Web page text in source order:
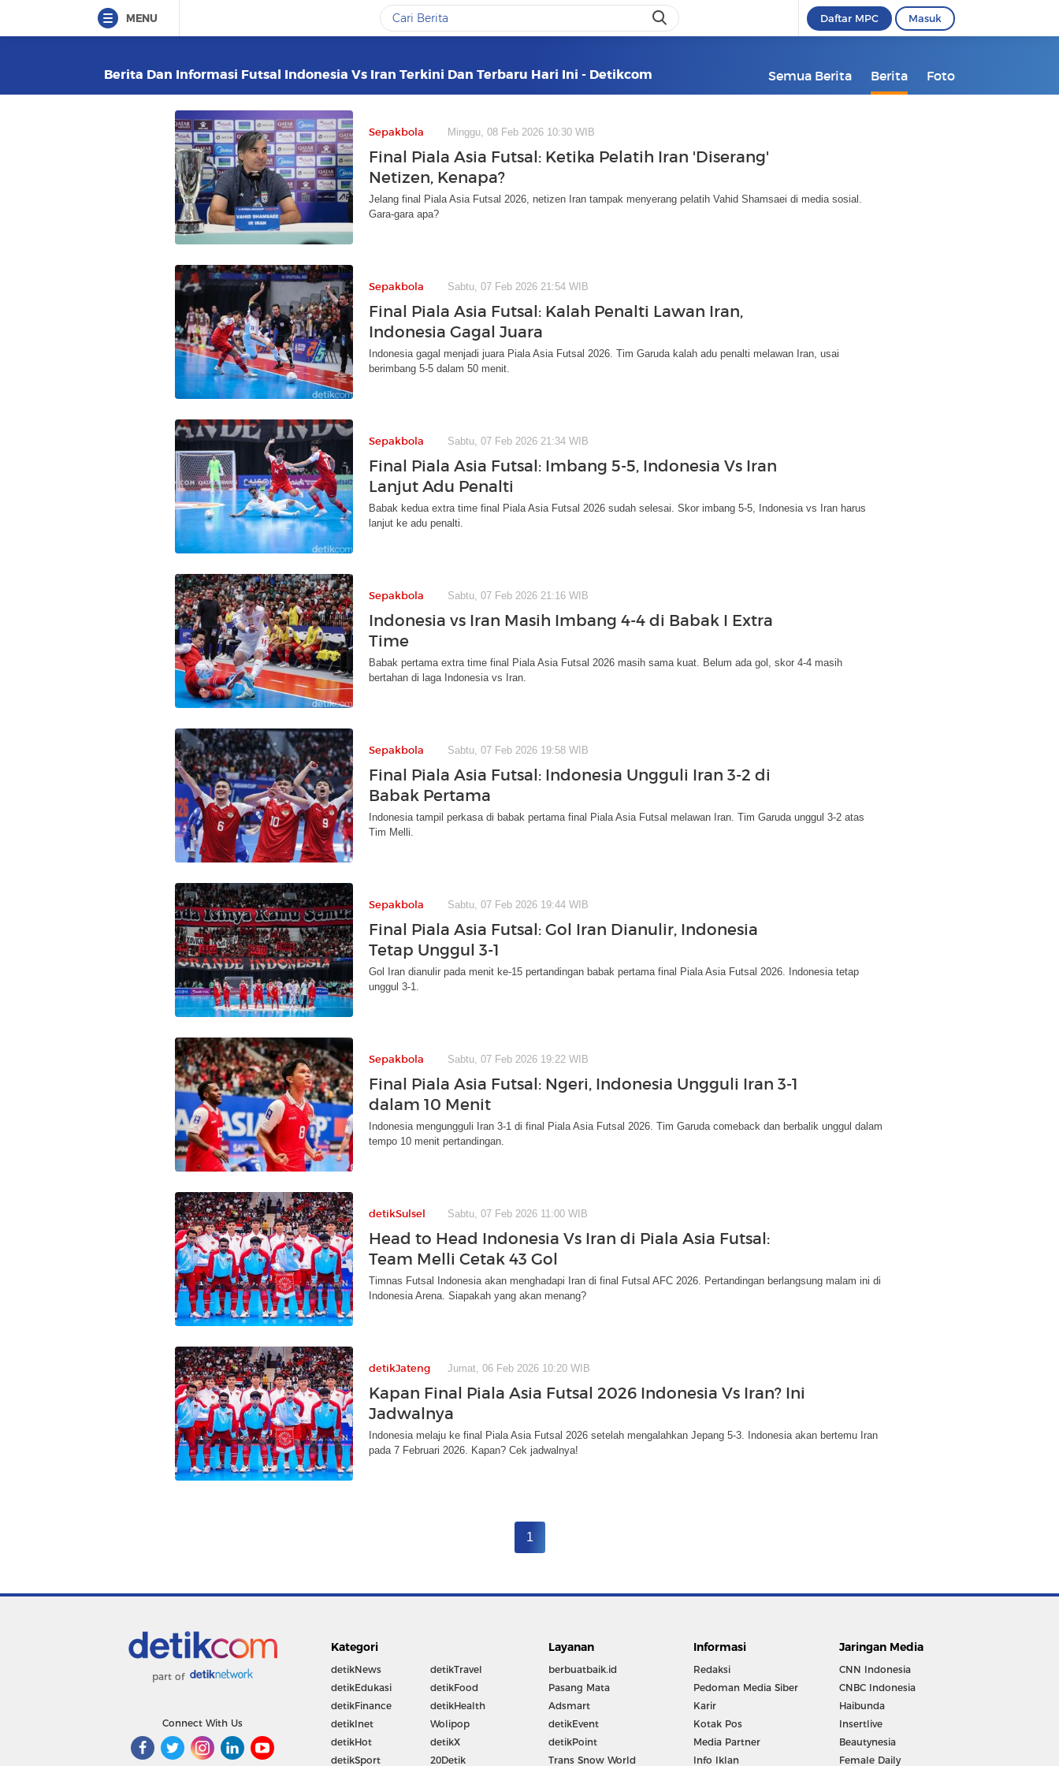
MENU Daftar MPC Masuk
Berita Dan Informasi Futsal Indonesia Vs Iran Terkini Dan Terbaru Hari Ini - Detikcom Semua Berita Berita Foto
Sepakbola Minggu, 08 Feb 2026 10:30 WIB
Final Piala Asia Futsal: Ketika Pelatih Iran 'Diserang'
Netizen, Kenapa?
Jelang final Piala Asia Futsal 2026, netizen Iran tampak menyerang pelatih Vahid Shamsaei di media sosial.
Gara-gara apa?
Sepakbola Sabtu, 07 Feb 2026 21:54 WIB
Final Piala Asia Futsal: Kalah Penalti Lawan Iran,
Indonesia Gagal Juara
Indonesia gagal menjadi juara Piala Asia Futsal 2026. Tim Garuda kalah adu penalti melawan Iran, usai
berimbang 5-5 dalam 50 menit.
Sepakbola Sabtu, 07 Feb 2026 21:34 WIB
Final Piala Asia Futsal: Imbang 5-5, Indonesia Vs Iran
Lanjut Adu Penalti
Babak kedua extra time final Piala Asia Futsal 2026 sudah selesai. Skor imbang 5-5, Indonesia vs Iran harus
lanjut ke adu penalti.
Sepakbola Sabtu, 07 Feb 2026 21:16 WIB
Indonesia vs Iran Masih Imbang 4-4 di Babak I Extra
Time
Babak pertama extra time final Piala Asia Futsal 2026 masih sama kuat. Belum ada gol, skor 4-4 masih
bertahan di laga Indonesia vs Iran.
Sepakbola Sabtu, 07 Feb 2026 19:58 WIB
Final Piala Asia Futsal: Indonesia Ungguli Iran 3-2 di
Babak Pertama
Indonesia tampil perkasa di babak pertama final Piala Asia Futsal melawan Iran. Tim Garuda unggul 3-2 atas
Tim Melli.
Sepakbola Sabtu, 07 Feb 2026 19:44 WIB
Final Piala Asia Futsal: Gol Iran Dianulir, Indonesia
Tetap Unggul 3-1
Gol Iran dianulir pada menit ke-15 pertandingan babak pertama final Piala Asia Futsal 2026. Indonesia tetap
unggul 3-1.
Sepakbola Sabtu, 07 Feb 2026 19:22 WIB
Final Piala Asia Futsal: Ngeri, Indonesia Ungguli Iran 3-1
dalam 10 Menit
Indonesia mengungguli Iran 3-1 di final Piala Asia Futsal 2026. Tim Garuda comeback dan berbalik unggul dalam
tempo 10 menit pertandingan.
detikSulsel Sabtu, 07 Feb 2026 11:00 WIB
Head to Head Indonesia Vs Iran di Piala Asia Futsal:
Team Melli Cetak 43 Gol
Timnas Futsal Indonesia akan menghadapi Iran di final Futsal AFC 2026. Pertandingan berlangsung malam ini di
Indonesia Arena. Siapakah yang akan menang?
detikJateng Jumat, 06 Feb 2026 10:20 WIB
Kapan Final Piala Asia Futsal 2026 Indonesia Vs Iran? Ini
Jadwalnya
Indonesia melaju ke final Piala Asia Futsal 2026 setelah mengalahkan Jepang 5-3. Indonesia akan bertemu Iran
pada 7 Februari 2026. Kapan? Cek jadwalnya!
1
part of
Connect With Us
Kategori
detikNews
detikEdukasi
detikFinance
detikInet
detikHot
detikSport
detikTravel
detikFood
detikHealth
Wolipop
detikX
20Detik
Layanan
berbuatbaik.id
Pasang Mata
Adsmart
detikEvent
detikPoint
Trans Snow World
Informasi
Redaksi
Pedoman Media Siber
Karir
Kotak Pos
Media Partner
Info Iklan
Jaringan Media
CNN Indonesia
CNBC Indonesia
Haibunda
Insertlive
Beautynesia
Female Daily